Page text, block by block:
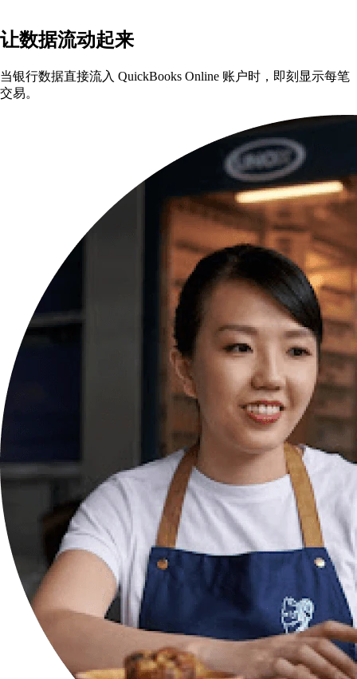
让数据流动起来
当银行数据直接流入 QuickBooks Online 账户时，即刻显示每笔
交易。